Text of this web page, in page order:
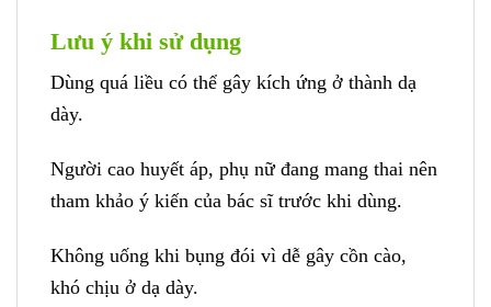
Lưu ý khi sử dụng
Dùng quá liều có thể gây kích ứng ở thành dạ
dày.
Người cao huyết áp, phụ nữ đang mang thai nên
tham khảo ý kiến của bác sĩ trước khi dùng.
Không uống khi bụng đói vì dễ gây cồn cào,
khó chịu ở dạ dày.